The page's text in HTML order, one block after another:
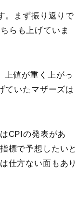
。まず振り返りで
らも上げていま
上値が重く上がっ
ていたマザーズは
CPIの発表があ
標で予想したいと
仕方ない面もあり